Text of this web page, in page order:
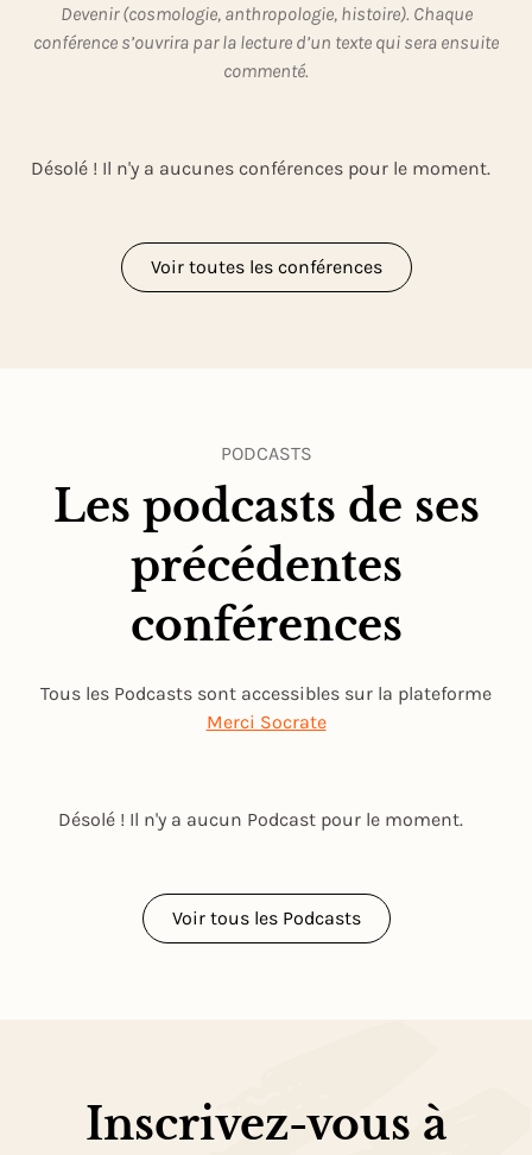
Devenir (cosmologie, anthropologie, histoire). Chaque
conférence s’ouvrira par la lecture d’un texte qui sera ensuite
commenté.
Désolé ! Il n'y a aucunes conférences pour le moment.
Voir toutes les conférences
PODCASTS
Les podcasts de ses
précédentes
conférences
Tous les Podcasts sont accessibles sur la plateforme
Merci Socrate
Désolé ! Il n'y a aucun Podcast pour le moment.
Voir tous les Podcasts
Inscrivez-vous à